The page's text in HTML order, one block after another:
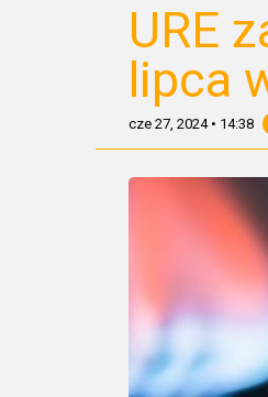
URE
lipca
cze 27, 2024• 14:38